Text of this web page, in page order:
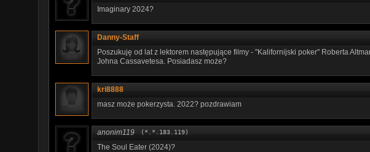
Imaginary 2024?
Danny-Staff
Poszukuję od lat z lektorem następujące filmy - "Kalifornijski poker" Roberta
Johna Cassavetesa. Posiadasz może?
kri8888
masz może pokerzysta. 2022? pozdrawiam
anonim119 (*.*.183.119)
The Soul Eater (2024)?